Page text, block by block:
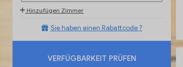
Hinzufügen Zimmer
Sie haben einen Rabattcode ?
VERFÜGBARKEIT PRÜFEN